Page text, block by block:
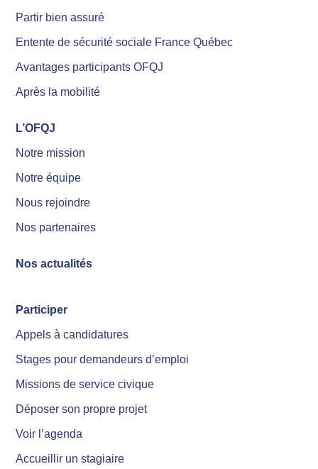
Partir bien assuré
Entente de sécurité sociale France Québec
Avantages participants OFQJ
Après la mobilité
L’OFQJ
Notre mission
Notre équipe
Nous rejoindre
Nos partenaires
Nos actualités
Participer
Appels à candidatures
Stages pour demandeurs d’emploi
Missions de service civique
Déposer son propre projet
Voir l’agenda
Accueillir un stagiaire